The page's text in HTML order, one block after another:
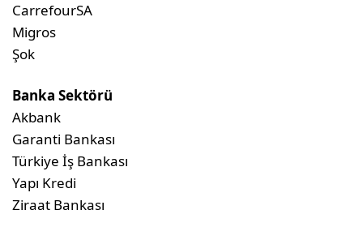
CarrefourSA
Migros
Şok
Banka Sektörü
Akbank
Garanti Bankası
Türkiye İş Bankası
Yapı Kredi
Ziraat Bankası